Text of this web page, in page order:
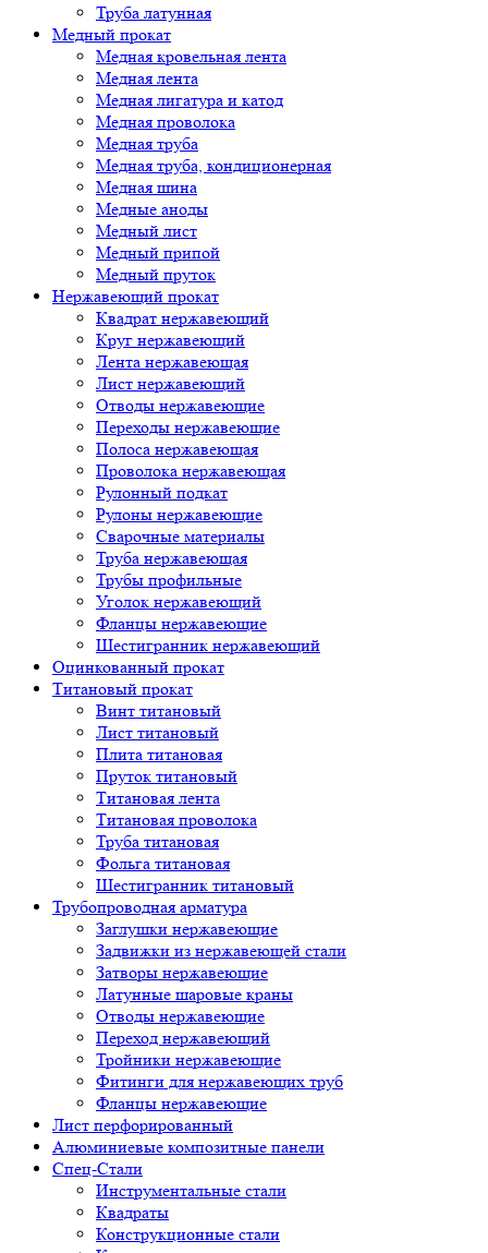
Труба латунная
Медный прокат
Медная кровельная лента
Медная лента
Медная лигатура и катод
Медная проволока
Медная труба
Медная труба, кондиционерная
Медная шина
Медные аноды
Медный лист
Медный припой
Медный пруток
Нержавеющий прокат
Квадрат нержавеющий
Круг нержавеющий
Лента нержавеющая
Лист нержавеющий
Отводы нержавеющие
Переходы нержавеющие
Полоса нержавеющая
Проволока нержавеющая
Рулонный подкат
Рулоны нержавеющие
Сварочные материалы
Труба нержавеющая
Трубы профильные
Уголок нержавеющий
Фланцы нержавеющие
Шестигранник нержавеющий
Оцинкованный прокат
Титановый прокат
Винт титановый
Лист титановый
Плита титановая
Пруток титановый
Титановая лента
Титановая проволока
Труба титановая
Фольга титановая
Шестигранник титановый
Трубопроводная арматура
Заглушки нержавеющие
Задвижки из нержавеющей стали
Затворы нержавеющие
Латунные шаровые краны
Отводы нержавеющие
Переход нержавеющий
Тройники нержавеющие
Фитинги для нержавеющих труб
Фланцы нержавеющие
Лист перфорированный
Алюминиевые композитные панели
Спец-Стали
Инструментальные стали
Квадраты
Конструкционные стали